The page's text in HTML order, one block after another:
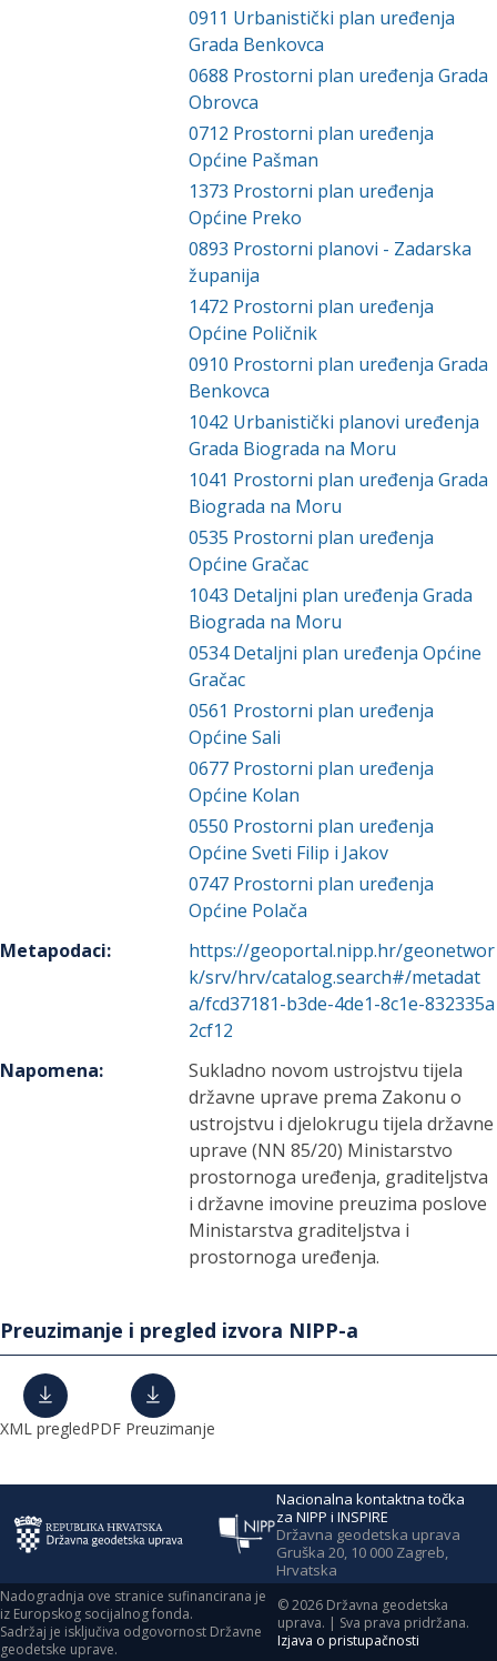
0911 Urbanistički plan uređenja
Grada Benkovca
0688 Prostorni plan uređenja Grada
Obrovca
0712 Prostorni plan uređenja
Općine Pašman
1373 Prostorni plan uređenja
Općine Preko
0893 Prostorni planovi - Zadarska
županija
1472 Prostorni plan uređenja
Općine Poličnik
0910 Prostorni plan uređenja Grada
Benkovca
1042 Urbanistički planovi uređenja
Grada Biograda na Moru
1041 Prostorni plan uređenja Grada
Biograda na Moru
0535 Prostorni plan uređenja
Općine Gračac
1043 Detaljni plan uređenja Grada
Biograda na Moru
0534 Detaljni plan uređenja Općine
Gračac
0561 Prostorni plan uređenja
Općine Sali
0677 Prostorni plan uređenja
Općine Kolan
0550 Prostorni plan uređenja
Općine Sveti Filip i Jakov
0747 Prostorni plan uređenja
Općine Polača
Metapodaci:
https://geoportal.nipp.hr/geonetwor
k/srv/hrv/catalog.search#/metadat
a/fcd37181-b3de-4de1-8c1e-832335a
2cf12
Napomena:
Sukladno novom ustrojstvu tijela
državne uprave prema Zakonu o
ustrojstvu i djelokrugu tijela državne
uprave (NN 85/20) Ministarstvo
prostornoga uređenja, graditeljstva
i državne imovine preuzima poslove
Ministarstva graditeljstva i
prostornoga uređenja.
Preuzimanje i pregled izvora NIPP-a
XML pregledPDF Preuzimanje
Nacionalna kontaktna točka
za NIPP i INSPIRE
Državna geodetska uprava
Gruška 20, 10 000 Zagreb,
Hrvatska
Nadogradnja ove stranice sufinancirana je
iz Europskog socijalnog fonda.
Sadržaj je isključiva odgovornost Državne
geodetske uprave.
©2026 Državna geodetska
uprava. | Sva prava pridržana.
Izjava o pristupačnosti